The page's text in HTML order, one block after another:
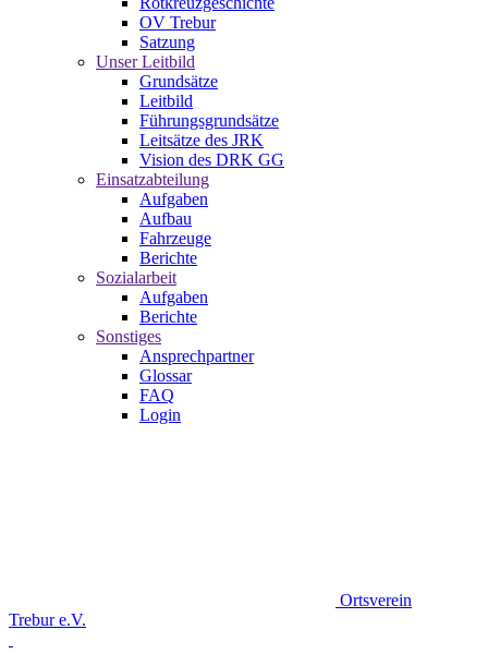
OV Trebur
Satzung
Unser Leitbild
Grundsätze
Leitbild
Führungsgrundsätze
Leitsätze des JRK
Vision des DRK GG
Einsatzabteilung
Aufgaben
Aufbau
Fahrzeuge
Berichte
Sozialarbeit
Aufgaben
Berichte
Sonstiges
Ansprechpartner
Glossar
FAQ
Login
Ortsverein
Trebur e.V.